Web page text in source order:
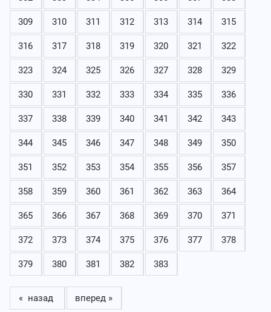
309 310 311 312 313 314 315
316 317 318 319 320 321 322
323 324 325 326 327 328 329
330 331 332 333 334 335 336
337 338 339 340 341 342 343
344 345 346 347 348 349 350
351 352 353 354 355 356 357
358 359 360 361 362 363 364
365 366 367 368 369 370 371
372 373 374 375 376 377 378
379 380 381 382 383
« назад вперед »